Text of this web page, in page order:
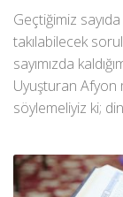
Geçtiğimiz
takılabilecek
sayımızda
Uyuşturan Afyon
söylemeliyiz ki;